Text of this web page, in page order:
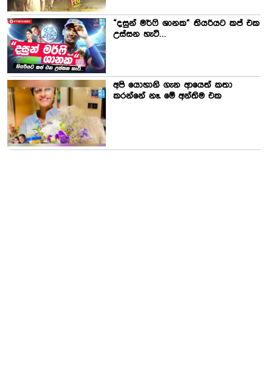
“දසුන් මර්ෆි ශානක” තියරියට කප් එක
උස්සන හැටි…
අපි යොහානි ගැන ආයෙත් කතා
කරන්නේ නෑ. මේ අන්තිම එක